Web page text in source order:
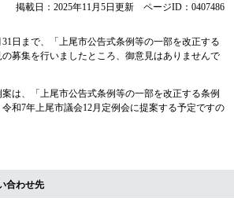
掲載日：2025年11月5日更新 ページID：0407486
日まで、「上尾市公告式条例等の一部を改正する
募集を行いましたところ、御意見はありませんで
は、「上尾市公告式条例等の一部を改正する条例
和7年上尾市議会12月定例会に提案する予定ですの
合わせ先